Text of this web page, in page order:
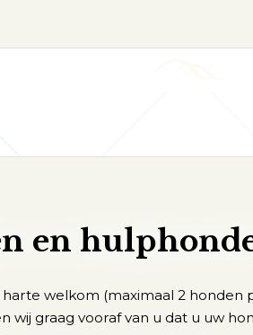
en
harte welkom (maximaal 2 honden
wij graag vooraf van u dat u uw